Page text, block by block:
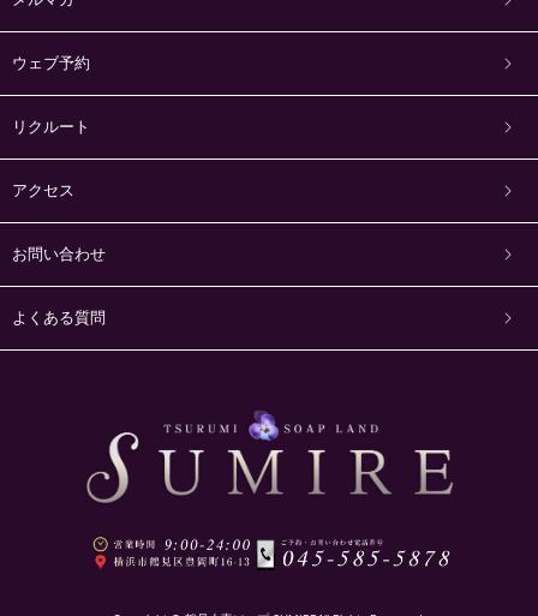
ウェブ予約
リクルート
アクセス
お問い合わせ
よくある質問